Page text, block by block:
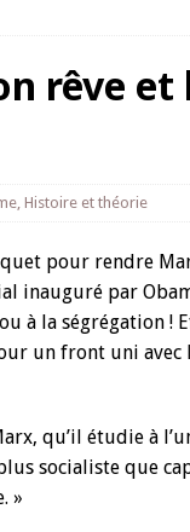
rêve et
, Histoire et théorie
pour rendre
inauguré par
à la ségrégation !
un front uni avec
qu’il étudie à
socialiste que
»